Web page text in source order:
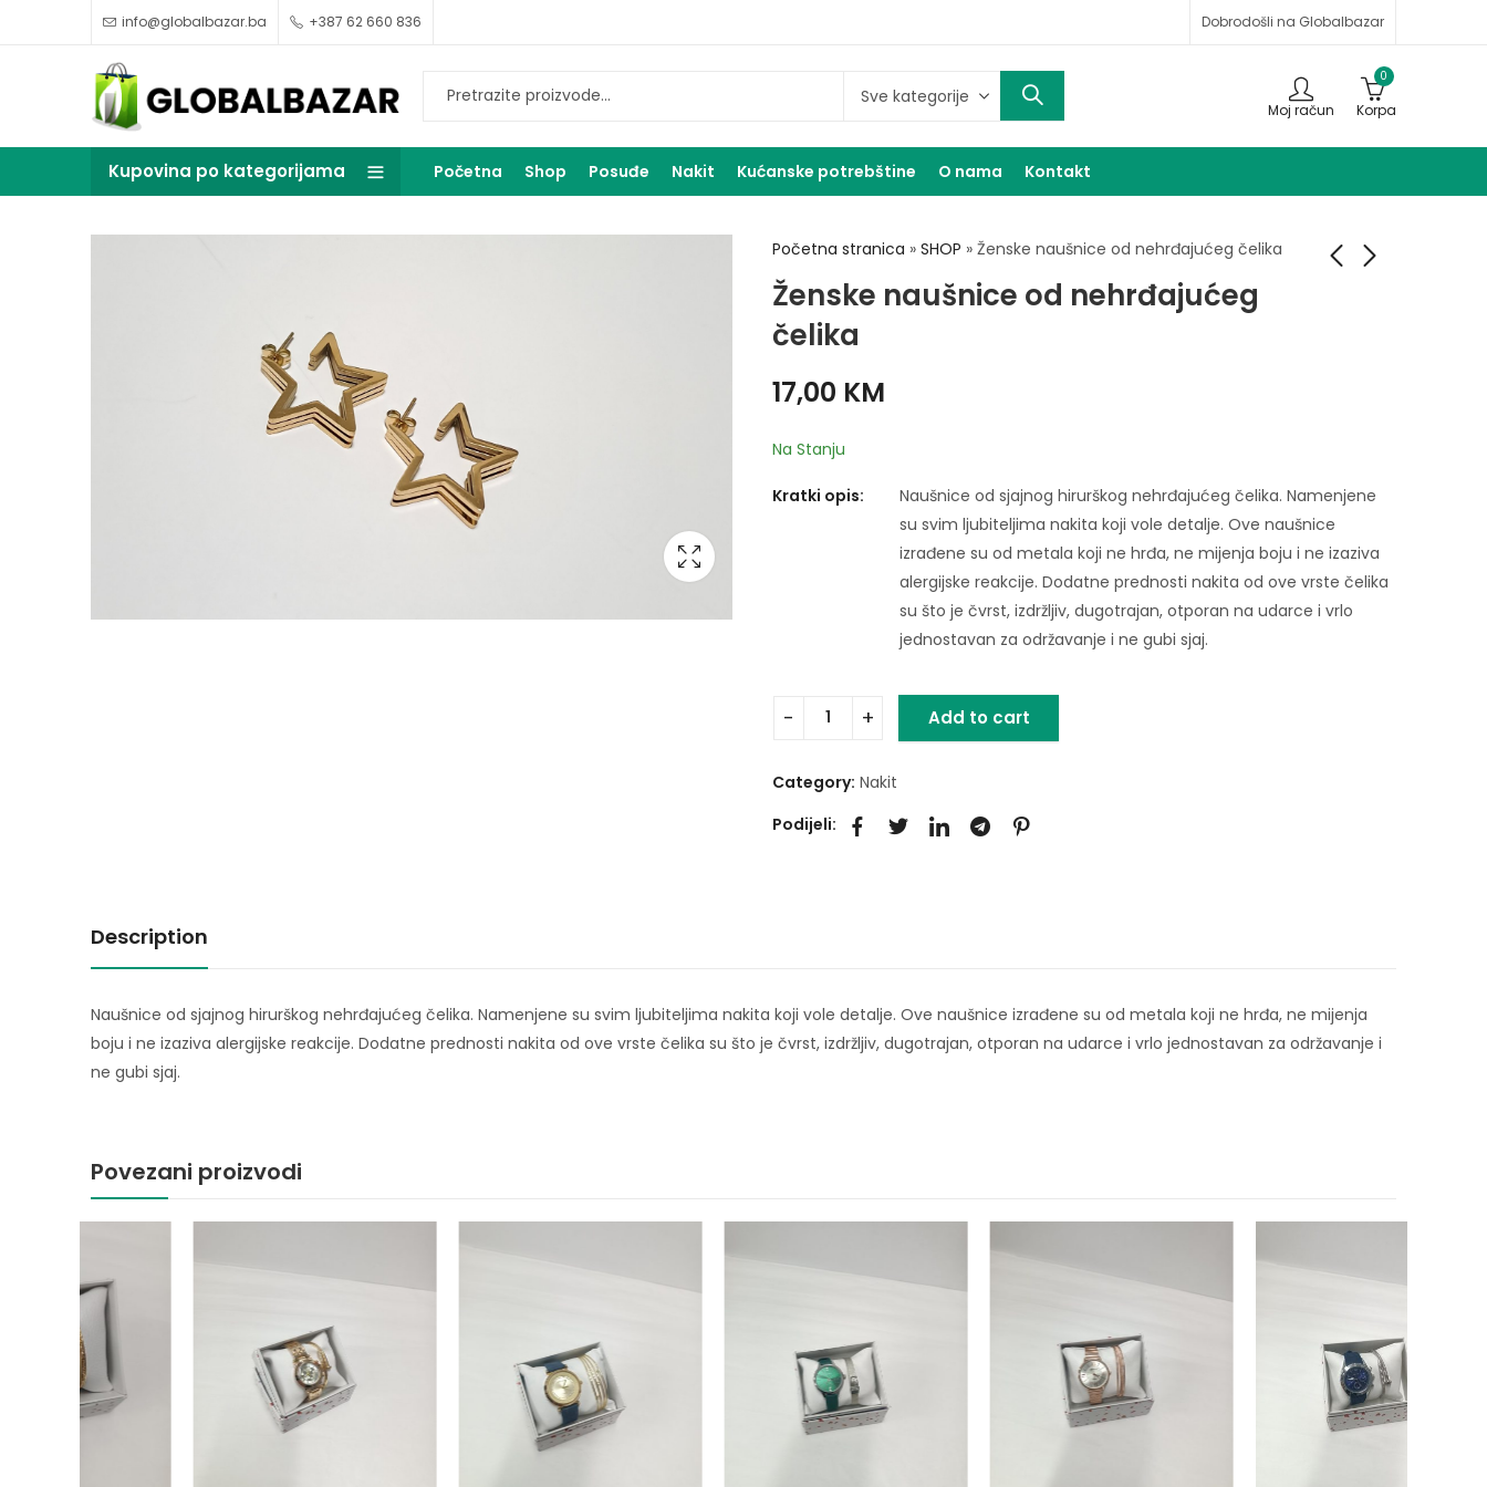
info@globalbazar.ba +387 62 660 836 Dobrodošli na Globalbazar
Moj račun
0
Korpa
Kupovina po kategorijama Početna Shop Posuđe Nakit Kućanske potrebštine O nama Kontakt
Početna stranica » SHOP » Ženske naušnice od nehrđajućeg čelika
Ženske naušnice od nehrđajućeg
čelika
17,00 KM
Na Stanju
Kratki opis:
Naušnice od sjajnog hirurškog nehrđajućeg čelika. Namenjene
su svim ljubiteljima nakita koji vole detalje. Ove naušnice
izrađene su od metala koji ne hrđa, ne mijenja boju i ne izaziva
alergijske reakcije. Dodatne prednosti nakita od ove vrste čelika
su što je čvrst, izdržljiv, dugotrajan, otporan na udarce i vrlo
jednostavan za održavanje i ne gubi sjaj.
Add to cart
Category: Nakit
Podijeli:
Description
Naušnice od sjajnog hirurškog nehrđajućeg čelika. Namenjene su svim ljubiteljima nakita koji vole detalje. Ove naušnice izrađene su od metala koji ne hrđa, ne mijenja
boju i ne izaziva alergijske reakcije. Dodatne prednosti nakita od ove vrste čelika su što je čvrst, izdržljiv, dugotrajan, otporan na udarce i vrlo jednostavan za održavanje i
ne gubi sjaj.
Povezani proizvodi